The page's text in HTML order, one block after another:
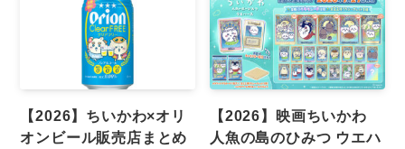
【2026】ちいかわ×オリ
オンビール販売店まとめ
【2026】映画ちいかわ
人魚の島のひみつ ウエハ